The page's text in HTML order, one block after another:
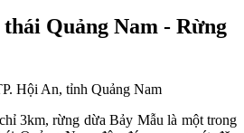
Quảng Nam - Rừng
Hội An, tỉnh Quảng Nam
3km, rừng dừa Bảy Mẫu là một trong